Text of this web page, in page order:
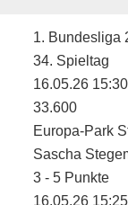
1. Bundesliga
34. Spieltag
16.05.26 15:30
33.600
Europa-Park
Sascha
3 - 5 Punkte
16.05.26 15:25